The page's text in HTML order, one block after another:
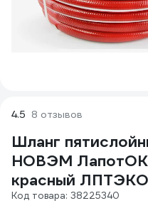
4.5 8 отзывов
Шланг
НОВЭМ
красный
Код товара: 38225340